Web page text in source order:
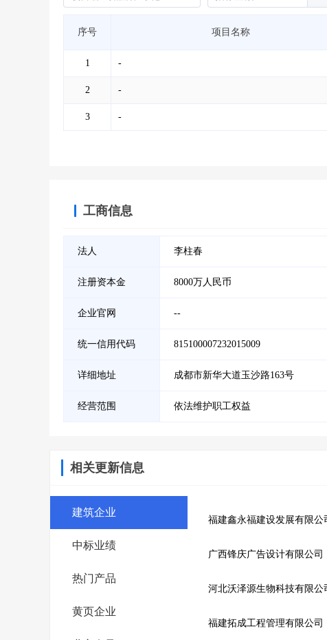
序号 项目名称
1 -
2 -
3 -
工商信息
法人 李柱春
注册资本金 8000万人民币
企业官网 --
统一信用代码 815100007232015009
详细地址 成都市新华大道玉沙路163号
经营范围 依法维护职工权益
相关更新信息
建筑企业
中标业绩
热门产品
黄页企业
福建鑫永福建设发展有限公
广西锋庆广告设计有限公司
河北沃泽源生物科技有限公
福建拓成工程管理有限公司